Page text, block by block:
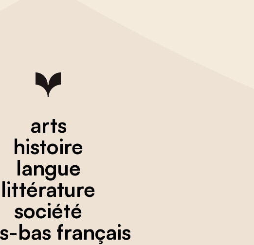
arts
histoire
langue
littérature
société
bas français